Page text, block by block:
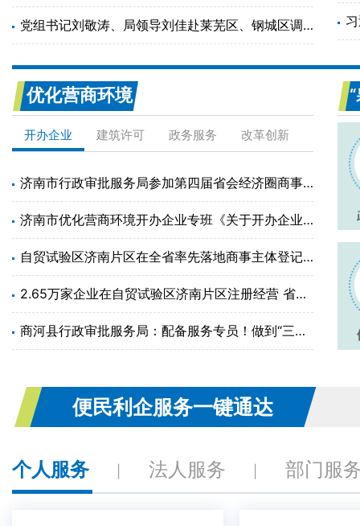
党组书记刘敬涛、局领导刘佳赴莱芜区、钢城区调研指导政务服务工作
优化营商环境
开办企业 建筑许可 政务服务 改革创新
济南市行政审批服务局参加第四届省会经济圈商事登记联席会议
济南市优化营商环境开办企业专班《关于开办企业相关工作整改情况的通知》
自贸试验区济南片区在全省率先落地商事主体登记确认制
2.65万家企业在自贸试验区济南片区注册经营 省级权限下放造就投资兴业高地
商河县行政审批服务局：配备服务专员！做到“三个一”！全面提升企业开办服务质量
便民利企服务一键通达
个人服务 法人服务 部门服